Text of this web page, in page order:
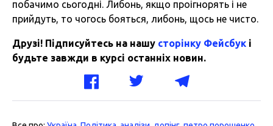
побачимо сьогодні. Либонь, якщо проігнорять і не
прийдуть, то чогось бояться, либонь, щось не чисто.
Друзі! Підписуйтесь на нашу сторінку Фейсбук і
будьте завжди в курсі останніх новин.